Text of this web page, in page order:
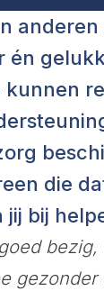
anderen
én
die
jij bij
bezig,